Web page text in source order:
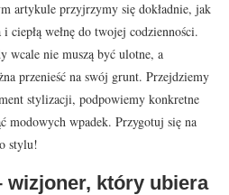
artykule przyjrzymy się dokładnie, jak
ciepłą wełnę do twojej codzienności.
wcale nie muszą być ulotne, a
przenieść na swój grunt. Przejdziemy
stylizacji, podpowiemy konkretne
modowych wpadek. Przygotuj się na
stylu!
wizjoner, który ubiera